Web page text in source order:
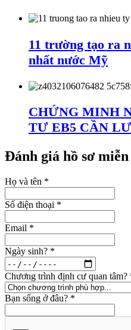
11 trường tạo ra
nhất nước Mỹ
CHỨNG MINH
TƯ EB5 CẦN
Đánh giá hồ sơ
Họ và tên *
Số điện thoại *
Email *
Ngày sinh? *
Chương trình định cư quan tâm?
Bạn sống ở đâu? *